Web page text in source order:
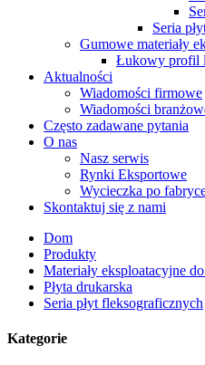
Seria
Gumowe materiały
Łukowy profil
Aktualności
Wiadomości firmowe
Wiadomości
Często zadawane pytania
O nas
Nasz serwis
Rynki Eksportowe
Wycieczka po
Skontaktuj się z nami
Dom
Produkty
Materiały eksploatacyjne
Płyta drukarska
Seria płyt fleksograficznych
Kategorie